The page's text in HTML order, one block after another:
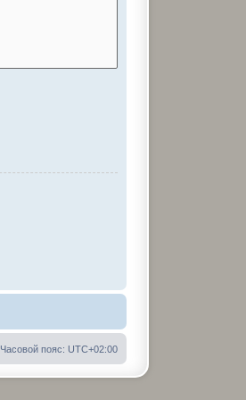
Часовой пояс: UTC+02:00